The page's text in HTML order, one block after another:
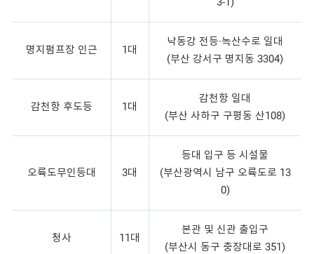
명지펌프장 인근 1대
낙동강 전등·녹산수로 일대
(부산 강서구 명지동 3304)
감천항 후도등 1대
감천항 일대
(부산 사하구 구평동 산108)
오륙도무인등대 3대
등대 입구 등 시설물
(부산광역시 남구 오륙도로 13
0)
청사 11대
본관 및 신관 출입구
(부산시 동구 충장대로 351)